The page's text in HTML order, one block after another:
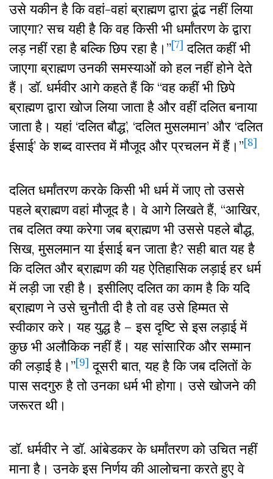
उसे यकीन है कि वहां-वहां ब्राह्मण द्वारा ढूंढ नहीं लिया
जाएगा? सच यही है कि वह किसी भी धर्मांतरण के द्वारा
लड़ नहीं रहा है बल्कि छिप रहा है।”[7] दलित कहीं भी
जाएगा ब्राह्मण उनकी समस्याओें को हल नहीं होने देते
हैं। डॉ. धर्मवीर आगे कहते हैं कि “वह कहीं भी छिपे
ब्राह्मण द्वारा खोज लिया जाता है और वहीं दलित बनाया
जाता है। यहां ‘दलित बौद्ध’, ‘दलित मुसलमान’ और ‘दलित
ईसाई’ के शब्द वास्तव में मौजूद और प्रचलन में हैं।”[8]
दलित धर्मांतरण करके किसी भी धर्म में जाए तो उससे
पहले ब्राह्मण वहां मौजूद है। वे आगे लिखते हैं, “आखिर,
तब दलित क्या करेगा जब ब्राह्मण भी उससे पहले बौद्ध,
सिख, मुसलमान या ईसाई बन जाता है? सही बात यह है
कि दलित और ब्राह्मण की यह ऐतिहासिक लड़ाई हर धर्म
में लड़ी जा रही है। इसीलिए दलित का काम है कि यदि
ब्राह्मण ने उसे चुनौती दी है तो वह उसे हिम्मत से
स्वीकार करे। यह युद्ध है – इस दृष्टि से इस लड़ाई में
कुछ भी अलौकिक नहीं हैं। यह सांसारिक और सम्मान
की लड़ाई है।”[9] दूसरी बात, यह है कि जब दलितों के
पास सदगुरु है तो उनका धर्म भी होगा। उसे खोजने की
जरूरत थी।
डॉ. धर्मवीर ने डॉ. आंबेडकर के धर्मांतरण को उचित नहीं
माना है। उनके इस निर्णय की आलोचना करते हुए वे